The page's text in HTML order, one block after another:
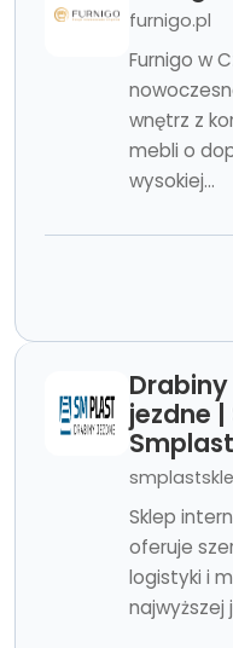
furnigo.pl
Furnigo w
wnętrz z
mebli o
wysokiej...
jezdne
Smplast
Sklep
oferuje
logistyki i
najwyższej